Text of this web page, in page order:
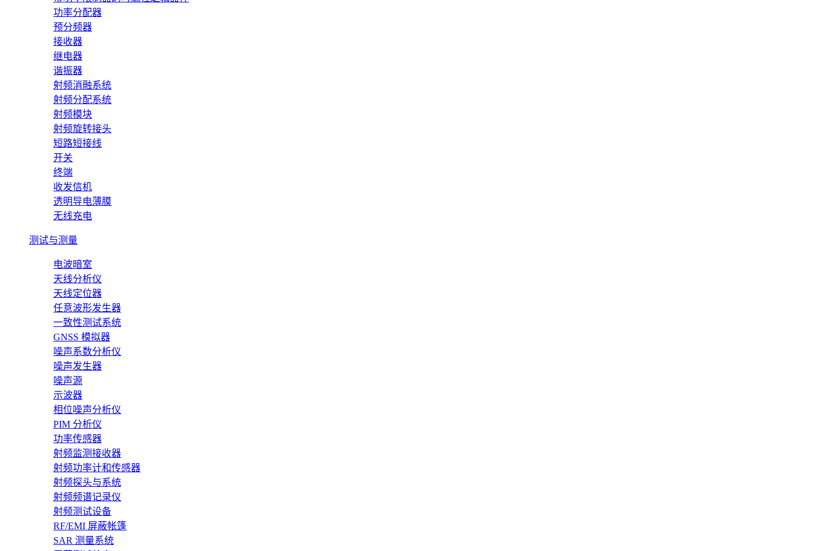
功率分配器
预分频器
接收器
继电器
谐振器
射频消融系统
射频分配系统
射频模块
射频旋转接头
短路短接线
开关
终端
收发信机
透明导电薄膜
无线充电
测试与测量
电波暗室
天线分析仪
天线定位器
任意波形发生器
一致性测试系统
GNSS 模拟器
噪声系数分析仪
噪声发生器
噪声源
示波器
相位噪声分析仪
PIM 分析仪
功率传感器
射频监测接收器
射频功率计和传感器
射频探头与系统
射频频谱记录仪
射频测试设备
RF/EMI 屏蔽帐篷
SAR 测量系统